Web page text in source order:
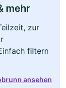
mehr
zur
filtern
ansehen